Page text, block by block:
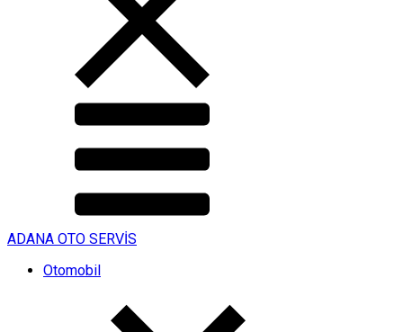
ADANA OTO SERVİS
Otomobil